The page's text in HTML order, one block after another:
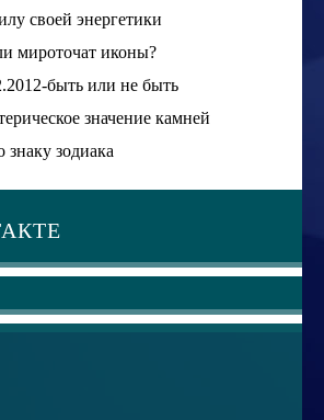
своей энергетики
мироточат иконы?
быть или не быть
значение камней
зодиака